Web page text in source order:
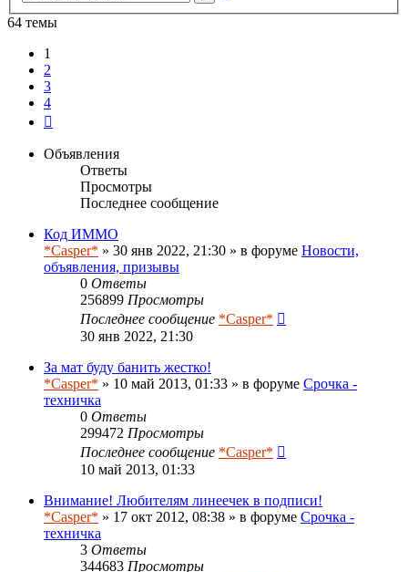
64 темы
1
2
3
4
Объявления
Ответы
Просмотры
Последнее сообщение
Код ИММО
*Casper* » 30 янв 2022, 21:30 » в форуме Новости,
объявления, призывы
0 Ответы
256899 Просмотры
Последнее сообщение *Casper*
30 янв 2022, 21:30
За мат буду банить жестко!
*Casper* » 10 май 2013, 01:33 » в форуме Срочка -
техничка
0 Ответы
299472 Просмотры
Последнее сообщение *Casper*
10 май 2013, 01:33
Внимание! Любителям линеечек в подписи!
*Casper* » 17 окт 2012, 08:38 » в форуме Срочка -
техничка
3 Ответы
344683 Просмотры